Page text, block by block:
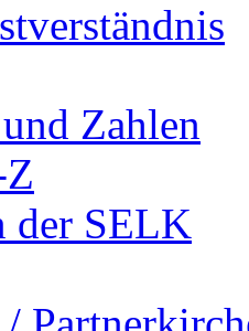
Zahlen
der SELK